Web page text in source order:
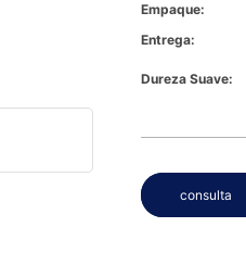
Empaque:
Entrega:
Dureza Suave:
consulta